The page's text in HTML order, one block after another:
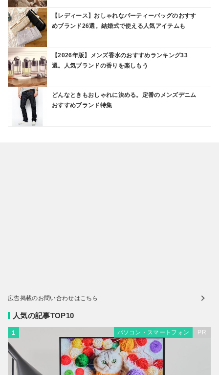
【レディース】おしゃれなパーティーバッグのおすす
めブランド26選。結婚式で使える人気アイテムも
【2026年版】メンズ香水のおすすめランキング33
選。人気ブランドの香りを楽しもう
どんなときもおしゃれに決める。定番のメンズデニム
おすすめブランド特集
広告掲載のお問い合わせはこちら
人気の記事TOP10
1 パソコン・スマートフォン PR